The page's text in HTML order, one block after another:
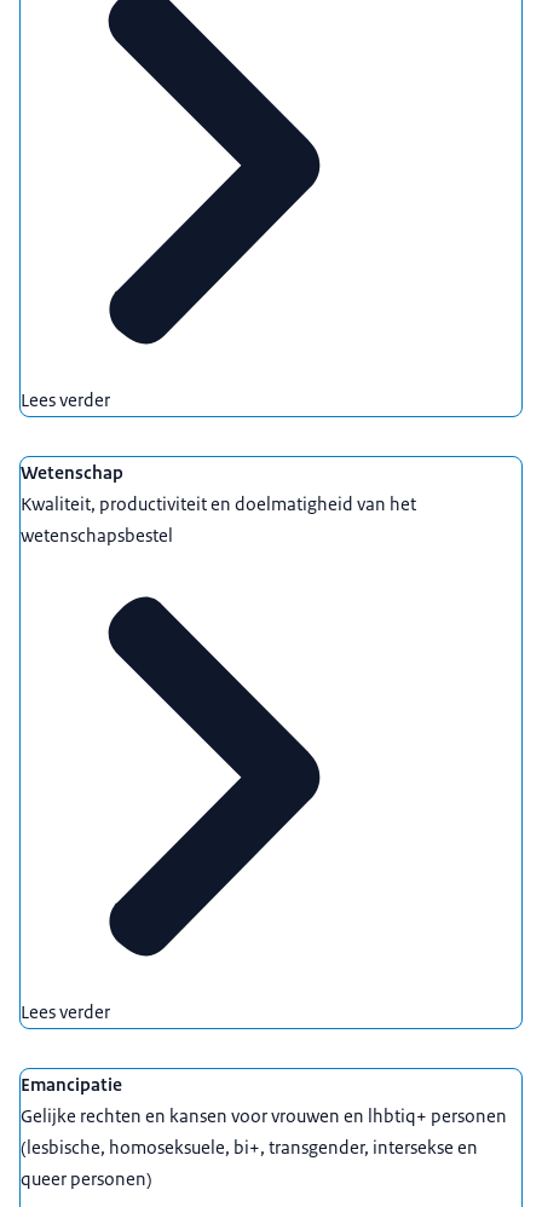
Lees verder
Wetenschap
Kwaliteit, productiviteit en doelmatigheid van het
wetenschapsbestel
Lees verder
Emancipatie
Gelijke rechten en kansen voor vrouwen en lhbtiq+ personen
(lesbische, homoseksuele, bi+, transgender, intersekse en
queer personen)